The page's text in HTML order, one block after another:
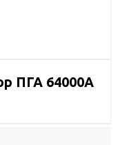
ПГА 64000А